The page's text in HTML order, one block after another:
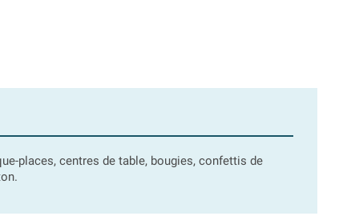
places, centres de table, bougies, confettis de